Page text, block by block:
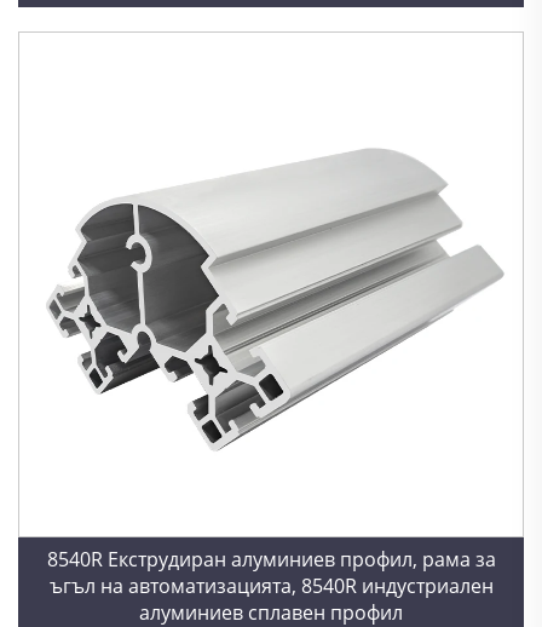
8540R Екструдиран алуминиев профил, рама за
ъгъл на автоматизацията, 8540R индустриален
алуминиев сплавен профил